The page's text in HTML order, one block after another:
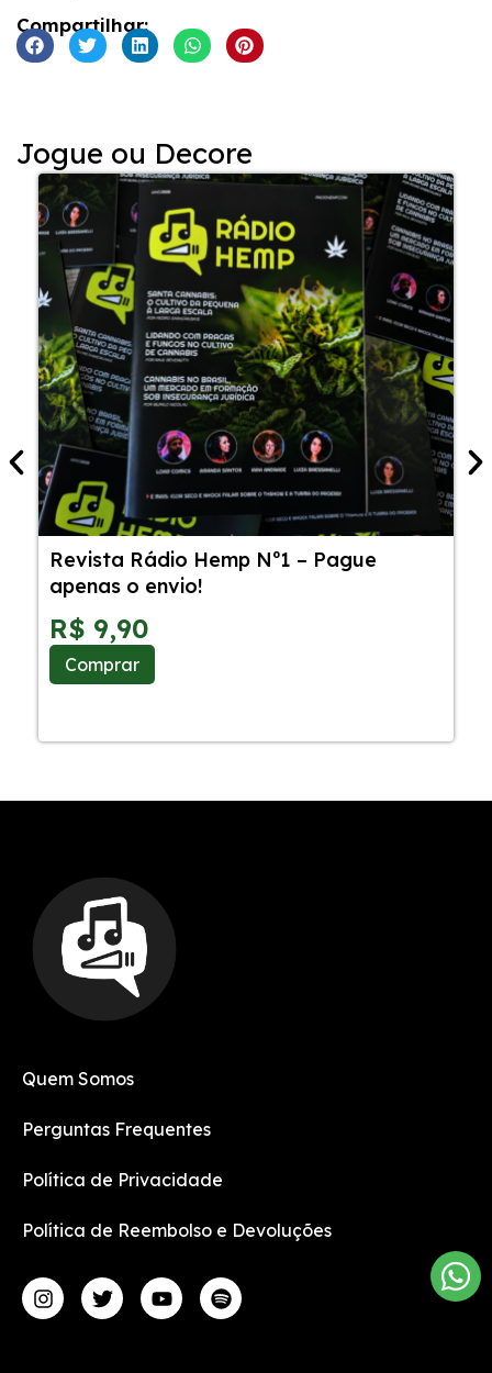
Compartilhar:
Jogue ou Decore
Revista Rádio Hemp Nº1 – Pague
apenas o envio!
R$ 9,90
Comprar
Quem Somos
Perguntas Frequentes
Política de Privacidade
Política de Reembolso e Devoluções